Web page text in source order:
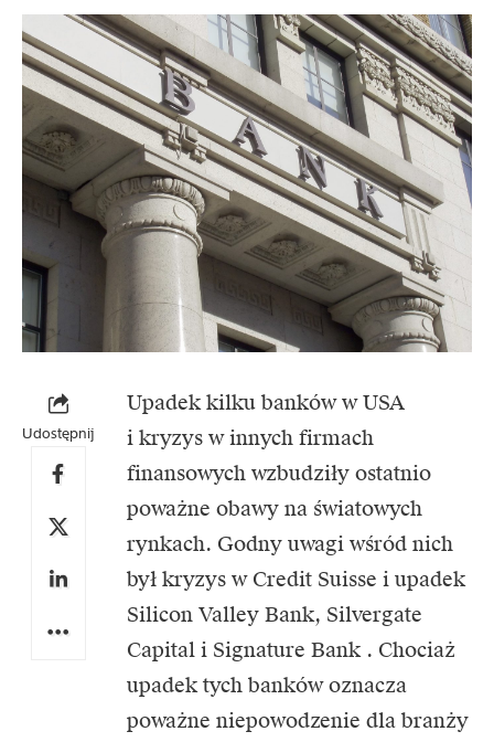
Udostępnij
Upadek kilku banków w USA
i kryzys w innych firmach
finansowych wzbudziły ostatnio
poważne obawy na światowych
rynkach. Godny uwagi wśród nich
był kryzys w Credit Suisse i upadek
Silicon Valley Bank, Silvergate
Capital i Signature Bank . Chociaż
upadek tych banków oznacza
poważne niepowodzenie dla branży